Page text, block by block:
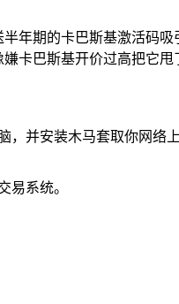
年期的卡巴斯基激活码吸
卡巴斯基开价过高把它甩
并安装木马套取你网络
易系统。